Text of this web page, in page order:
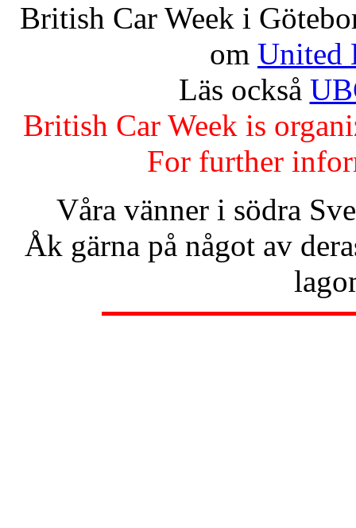
British Car Week i
om United
Läs också
British Car Week is
For further
Våra vänner i södra
Åk gärna på något av